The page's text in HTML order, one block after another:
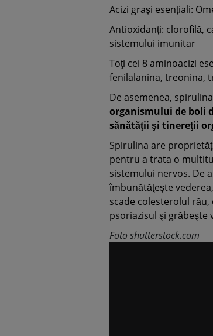
Acizi grași esențiali:
Antioxidanți: clorofilă,
sistemului imunitar
Toţi cei 8 aminoacizi
fenilalanina, treonina,
De asemenea,
organismului de boli
sănătăţii şi tinereţii
Spirulina are
pentru a trata o
sistemului nervos. De
îmbunătăţeşte
scade colesterolul rău,
psoriazisul şi grăbeşte
Foto shutterstock.com